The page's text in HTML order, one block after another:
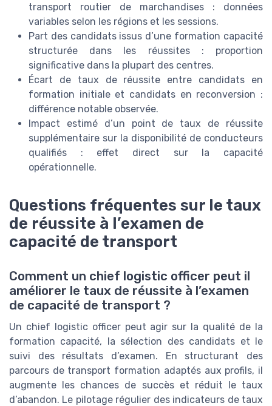
transport routier de marchandises : données
variables selon les régions et les sessions.
Part des candidats issus d’une formation capacité
structurée dans les réussites : proportion
significative dans la plupart des centres.
Écart de taux de réussite entre candidats en
formation initiale et candidats en reconversion :
différence notable observée.
Impact estimé d’un point de taux de réussite
supplémentaire sur la disponibilité de conducteurs
qualifiés : effet direct sur la capacité
opérationnelle.
Questions fréquentes sur le taux
de réussite à l’examen de
capacité de transport
Comment un chief logistic officer peut il
améliorer le taux de réussite à l’examen
de capacité de transport ?
Un chief logistic officer peut agir sur la qualité de la
formation capacité, la sélection des candidats et le
suivi des résultats d’examen. En structurant des
parcours de transport formation adaptés aux profils, il
augmente les chances de succès et réduit le taux
d’abandon. Le pilotage régulier des indicateurs de taux